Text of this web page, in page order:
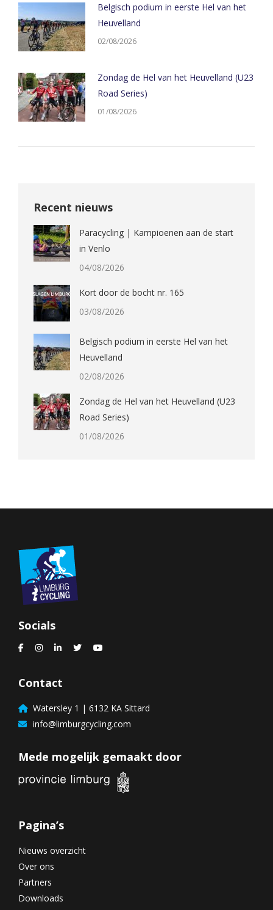
Belgisch podium in eerste Hel van het
Heuvelland
02/08/2026
Zondag de Hel van het Heuvelland (U23
Road Series)
01/08/2026
Recent nieuws
Paracycling | Kampioenen aan de start
in Venlo
04/08/2026
Kort door de bocht nr. 165
03/08/2026
Belgisch podium in eerste Hel van het
Heuvelland
02/08/2026
Zondag de Hel van het Heuvelland (U23
Road Series)
01/08/2026
Socials
Contact
Watersley 1 | 6132 KA Sittard
info@limburgcycling.com
Mede mogelijk gemaakt door
Pagina’s
Nieuws overzicht
Over ons
Partners
Downloads